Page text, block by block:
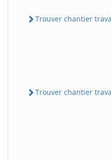
Trouver chantier
Trouver chantier